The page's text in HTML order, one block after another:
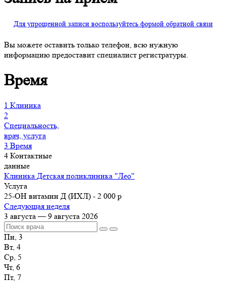
Для упрощенной записи воспользуйтесь формой обратной связи
Вы можете оставить только телефон, всю нужную
информацию предоставит специалист регистратуры.
Время
1 Клиника
2
Специальность,
врач, услуга
3 Время
4 Контактные
данные
Клиника Детская поликлиника "Лео"
Услуга
25-ОН витамин Д (ИХЛ) - 2 000 р
Следующая неделя
3 августа — 9 августа 2026
Пн, 3
Вт, 4
Ср, 5
Чт, 6
Пт, 7